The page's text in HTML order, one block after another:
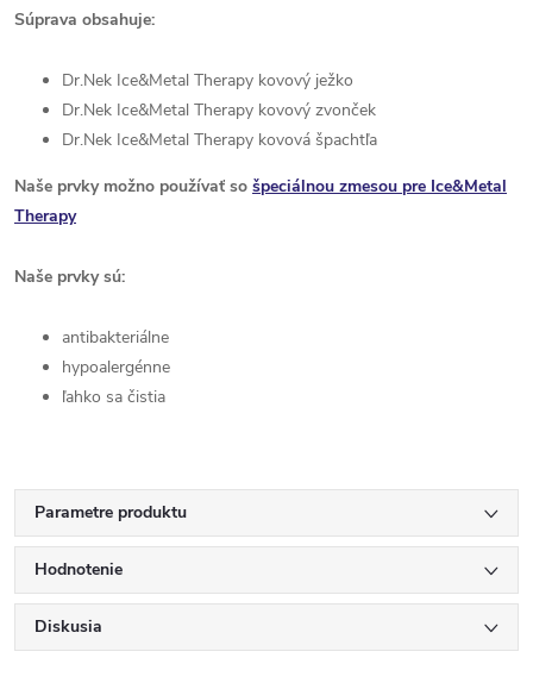
Súprava obsahuje:
Dr.Nek Ice&Metal Therapy kovový ježko
Dr.Nek Ice&Metal Therapy kovový zvonček
Dr.Nek Ice&Metal Therapy kovová špachtľa
Naše prvky možno používať so špeciálnou zmesou pre Ice&Metal
Therapy
Naše prvky sú:
antibakteriálne
hypoalergénne
ľahko sa čistia
Parametre produktu
Hodnotenie
Diskusia